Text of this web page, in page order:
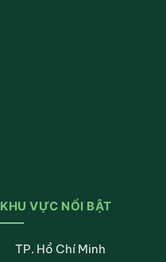
KHU VỰC NỔI BẬT
TP. Hồ Chí Minh